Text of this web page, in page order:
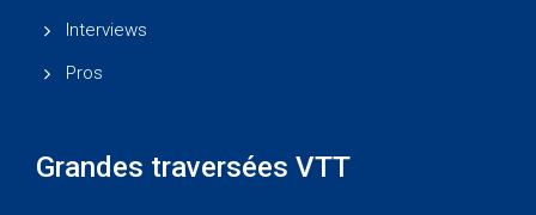
Interviews
Pros
Grandes traversées VTT